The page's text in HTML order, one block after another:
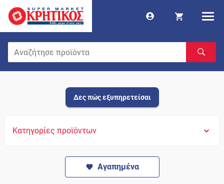
Δες πώς εξυπηρετείσαι
Κατηγορίες προϊόντων
Αγαπημένα